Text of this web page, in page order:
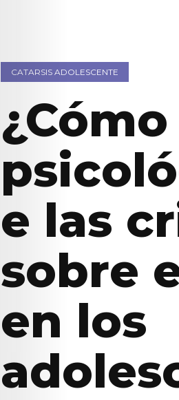
CATARSIS ADOLESCENTE
e las
sobre
en los